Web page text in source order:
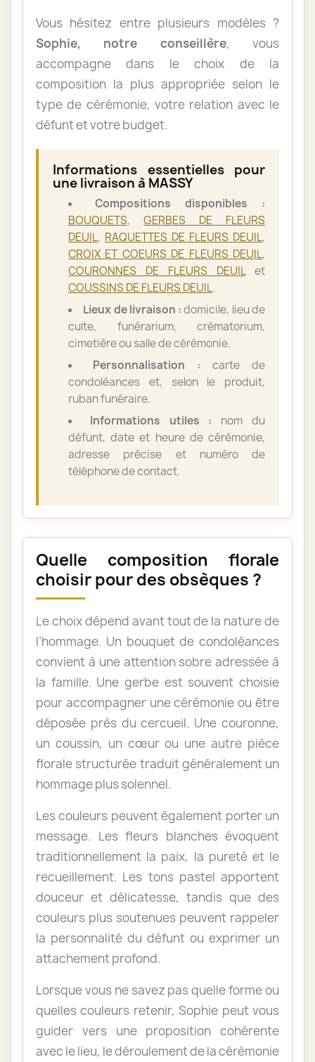
Vous hésitez entre plusieurs modèles ?
Sophie, notre conseillère, vous
accompagne dans le choix de la
composition la plus appropriée selon le
type de cérémonie, votre relation avec le
défunt et votre budget.
Informations essentielles pour
une livraison à MASSY
Compositions disponibles :
BOUQUETS, GERBES DE FLEURS
DEUIL, RAQUETTES DE FLEURS DEUIL,
CROIX ET COEURS DE FLEURS DEUIL,
COURONNES DE FLEURS DEUILet
COUSSINS DE FLEURS DEUIL.
Lieux de livraison :domicile, lieu de
culte, funérarium, crématorium,
cimetière ou salle de cérémonie.
Personnalisation : carte de
condoléances et, selon le produit,
ruban funéraire.
Informations utiles : nom du
défunt, date et heure de cérémonie,
adresse précise et numéro de
téléphone de contact.
Quelle composition florale
choisir pour des obsèques ?
Le choix dépend avant tout de la nature de
l’hommage. Un bouquet de condoléances
convient à une attention sobre adressée à
la famille. Une gerbe est souvent choisie
pour accompagner une cérémonie ou être
déposée près du cercueil. Une couronne,
un coussin, un cœur ou une autre pièce
florale structurée traduit généralement un
hommage plus solennel.
Les couleurs peuvent également porter un
message. Les fleurs blanches évoquent
traditionnellement la paix, la pureté et le
recueillement. Les tons pastel apportent
douceur et délicatesse, tandis que des
couleurs plus soutenues peuvent rappeler
la personnalité du défunt ou exprimer un
attachement profond.
Lorsque vous ne savez pas quelle forme ou
quelles couleurs retenir, Sophie peut vous
guider vers une proposition cohérente
avec le lieu, le déroulement de la cérémonie